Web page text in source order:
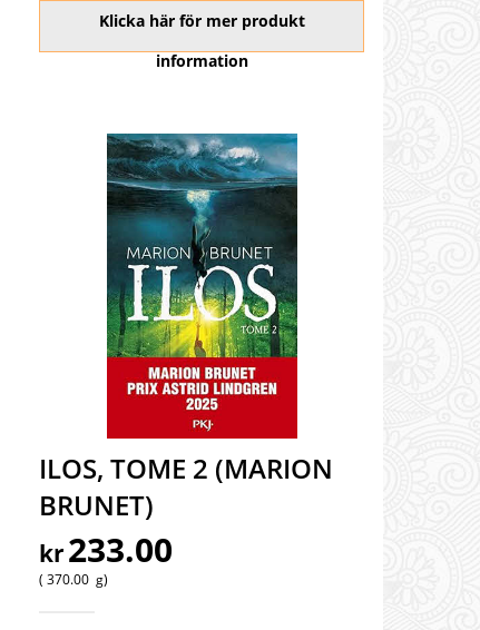
Klicka här för mer produkt
information
ILOS, TOME 2 (MARION
BRUNET)
kr233.00
370.00 g